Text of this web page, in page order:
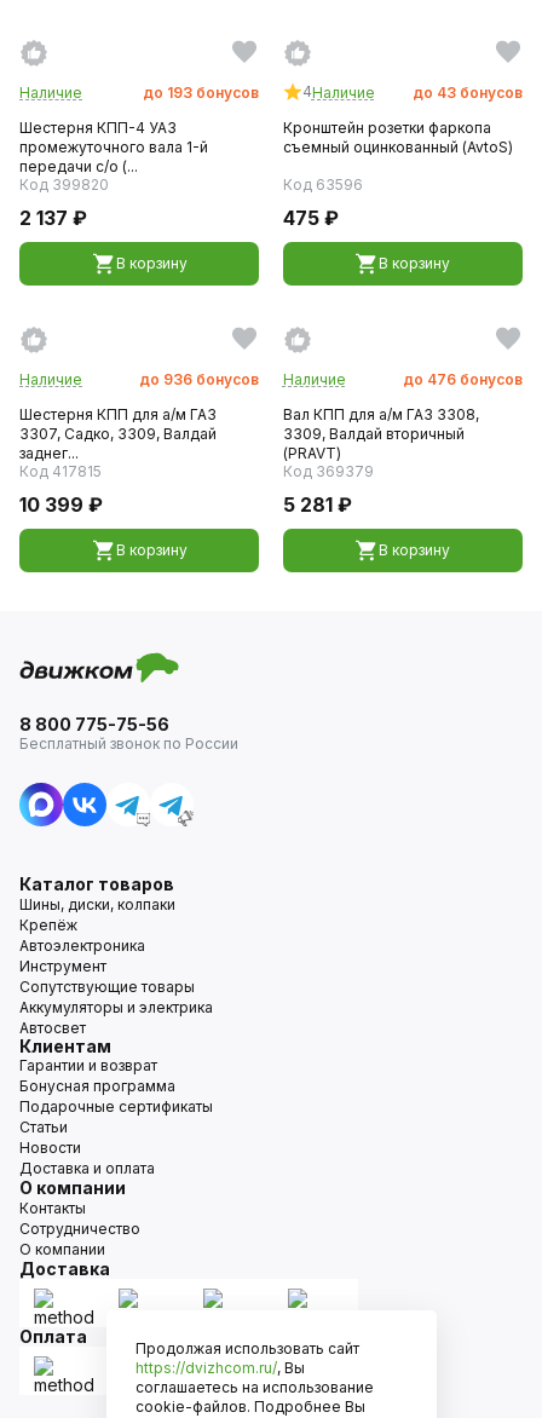
Наличие до 193 бонусов
Шестерня КПП-4 УАЗ
промежуточного вала 1-й
передачи с/о (...
Код 399820
2 137 ₽
В корзину
4Наличие до 43 бонусов
Кронштейн розетки фаркопа
съемный оцинкованный (AvtoS)
Код 63596
475 ₽
В корзину
Наличие до 936 бонусов
Шестерня КПП для а/м ГАЗ
3307, Садко, 3309, Валдай
заднег...
Код 417815
10 399 ₽
В корзину
Наличие до 476 бонусов
Вал КПП для а/м ГАЗ 3308,
3309, Валдай вторичный
(PRAVT)
Код 369379
5 281 ₽
В корзину
8 800 775-75-56
Бесплатный звонок по России
Каталог товаров
Шины, диски, колпаки
Крепёж
Автоэлектроника
Инструмент
Сопутствующие товары
Аккумуляторы и электрика
Автосвет
Клиентам
Гарантии и возврат
Бонусная программа
Подарочные сертификаты
Статьи
Новости
Доставка и оплата
О компании
Контакты
Сотрудничество
О компании
Доставка
Оплата
Продолжая использовать сайт
https://dvizhcom.ru/, Вы
соглашаетесь на использование
cookie-файлов. Подробнее Вы